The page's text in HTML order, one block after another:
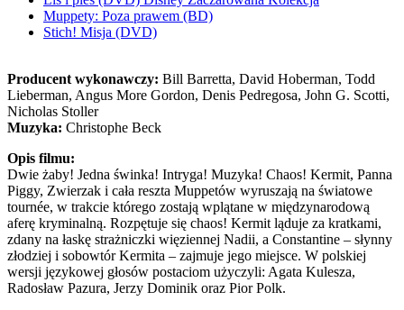
Muppety: Poza prawem (BD)
Stich! Misja (DVD)
Producent wykonawczy: Bill Barretta, David Hoberman, Todd
Lieberman, Angus More Gordon, Denis Pedregosa, John G. Scotti,
Nicholas Stoller
Muzyka: Christophe Beck
Opis filmu:
Dwie żaby! Jedna świnka! Intryga! Muzyka! Chaos! Kermit, Panna
Piggy, Zwierzak i cała reszta Muppetów wyruszają na światowe
tournée, w trakcie którego zostają wplątane w międzynarodową
aferę kryminalną. Rozpętuje się chaos! Kermit ląduje za kratkami,
zdany na łaskę strażniczki więziennej Nadii, a Constantine – słynny
złodziej i sobowtór Kermita – zajmuje jego miejsce. W polskiej
wersji językowej głosów postaciom użyczyli: Agata Kulesza,
Radosław Pazura, Jerzy Dominik oraz Pior Polk.